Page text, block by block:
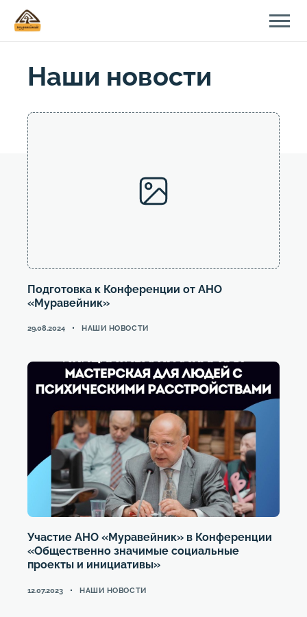
Наши новости
Подготовка к Конференции от АНО
«Муравейник»
29.08.2024 CATEGORIES
НАШИ НОВОСТИ
Участие АНО «Муравейник» в Конференции
«Общественно значимые социальные
проекты и инициативы»
12.07.2023 CATEGORIES
НАШИ НОВОСТИ